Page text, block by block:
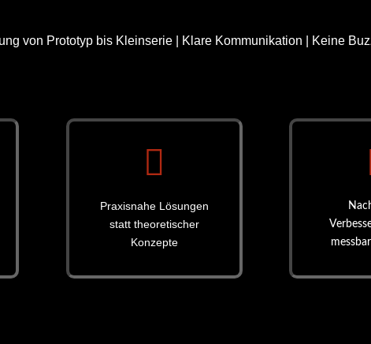
von Prototyp bis Kleinserie | Klare Kommunikation | Keine

Praxisnahe Lösungen
statt theoretischer
Konzepte